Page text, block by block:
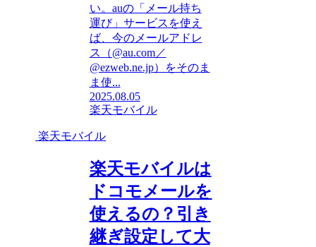
い。auの「メール持ち
運び」サービスを使え
ば、今のメールアドレ
ス（@au.com／
@ezweb.ne.jp）をそのま
ま使...
2025.08.05
楽天モバイル
楽天モバイル
楽天モバイルは
ドコモメールを
使えるの？引き
継ぎ設定して大